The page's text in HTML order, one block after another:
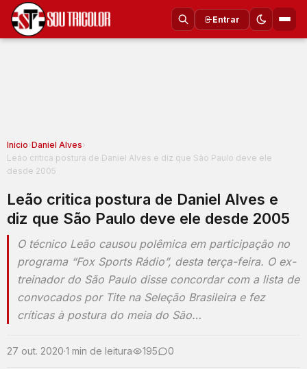
Entrar
Inicio›Daniel Alves›
Leão critica postura de Daniel Alves e diz que São Paulo deve ele
desde 2005
Leão critica postura de Daniel Alves e
diz que São Paulo deve ele desde 2005
O técnico Leão causou polêmica em participação no
programa “Fox Sports Rádio”, desta terça-feira. O ex-
treinador do São Paulo disse concordar com a lista de
convocados por Tite na Seleção Brasileira e fez
críticas à postura do meia do São…
27 out. 2020·1 min de leitura 195 0